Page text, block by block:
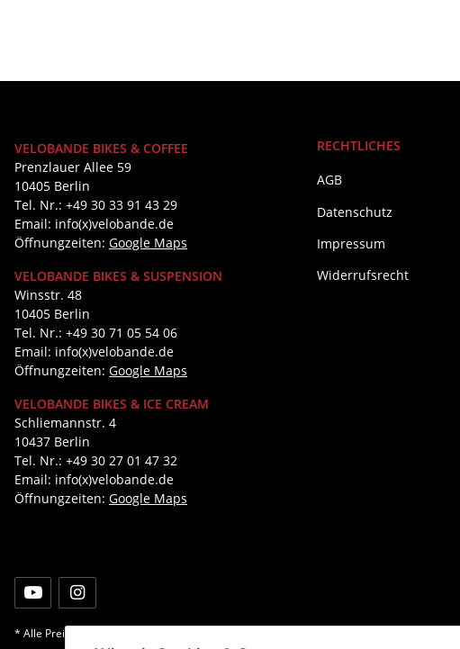
VELOBANDE BIKES & COFFEE
Prenzlauer Allee 59
10405 Berlin
Tel. Nr.: +49 30 33 91 43 29
Email: info(x)velobande.de
Öffnungzeiten: Google Maps
VELOBANDE BIKES & SUSPENSION
Winsstr. 48
10405 Berlin
Tel. Nr.: +49 30 71 05 54 06
Email: info(x)velobande.de
Öffnungzeiten: Google Maps
VELOBANDE BIKES & ICE CREAM
Schliemannstr. 4
10437 Berlin
Tel. Nr.: +49 30 27 01 47 32
Email: info(x)velobande.de
Öffnungzeiten: Google Maps
RECHTLICHES
AGB
Datenschutz
Impressum
Widerrufsrecht
* Alle Preise inkl. gesetzlicher USt., zzgl.